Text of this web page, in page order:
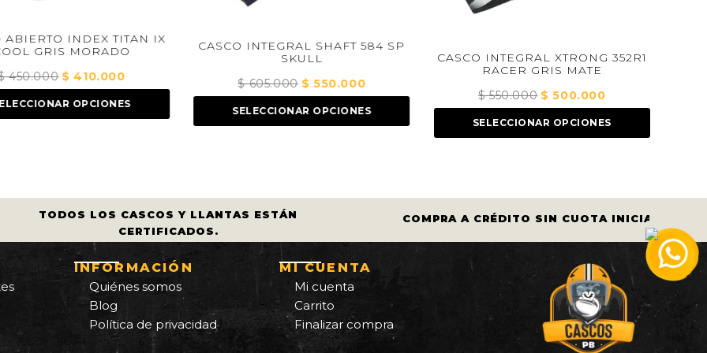
ABIERTO INDEX TITAN IX
GRIS MORADO
450.000El
precio
original
$410.000El
precio
actual
OPCIONES
CASCO INTEGRAL SHAFT 584 SP
SKULL
$605.000El
precio
original
$550.000El
precio
actual
SELECCIONAR OPCIONES
CASCO INTEGRAL XTRONG 352R1
RACER GRIS MATE
$550.000El
precio
original
$500.000El
precio
actual
SELECCIONAR OPCIONES
TODOS LOS CASCOS Y LLANTAS ESTÁN
CERTIFICADOS.
COMPRA A CRÉDITO SIN CUOTA INICIAL.
INFORMACIÓN
Quiénes somos
Blog
Política de privacidad
MI CUENTA
Mi cuenta
Carrito
Finalizar compra